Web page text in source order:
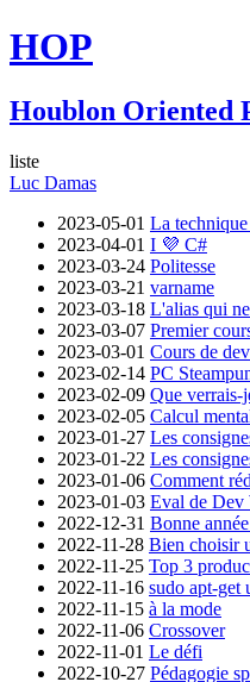
HOP
Houblon Oriented
liste
Luc Damas
2023-05-01 La
2023-04-01 I 💜 C#
2023-03-24 Politesse
2023-03-21 varname
2023-03-18 L'alias qui
2023-03-07 Premier
2023-03-01 Cours de
2023-02-14 PC
2023-02-09 Que verrais-
2023-02-05 Calcul
2023-01-27 Les
2023-01-22 Les
2023-01-06 Comment
2023-01-03 Eval de Dev
2022-12-31 Bonne
2022-11-28 Bien choisir
2022-11-25 Top 3
2022-11-16 sudo apt-get
2022-11-15 à la mode
2022-11-06 Crossover
2022-11-01 Le défi
2022-10-27 Pédagogie